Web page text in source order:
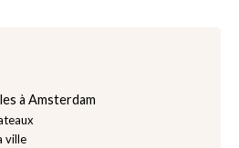
à Amsterdam
ville